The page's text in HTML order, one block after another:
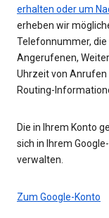
erhalten oder um
erheben wir
Telefonnummer,
Angerufenen,
Uhrzeit von Anrufen
Routing-
Die in Ihrem Konto
sich in Ihrem
verwalten.
Zum Google-Konto